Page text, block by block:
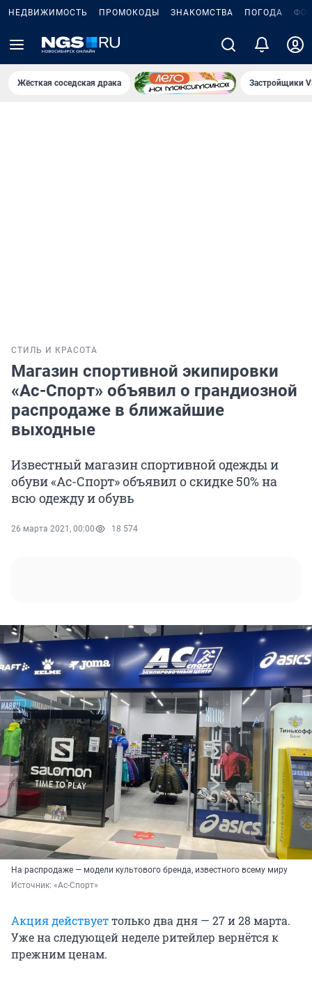
НЕДВИЖИМОСТЬ ПРОМОКОДЫ ЗНАКОМСТВА ПОГОДА
Жёсткая соседская драка Застройщики
СТИЛЬ И КРАСОТА
Магазин спортивной экипировки
«Ас-Спорт» объявил о грандиозной
распродаже в ближайшие
выходные
Известный магазин спортивной одежды и
обуви «Ас-Спорт» объявил о скидке 50% на
всю одежду и обувь
26 марта 2021, 00:00 18 574
На распродаже — модели культового бренда, известного всему миру
Источник: «Ас-Спорт»
Акция действуеттолько два дня — 27 и 28 марта.
Уже на следующей неделе ритейлер вернётся к
прежним ценам.